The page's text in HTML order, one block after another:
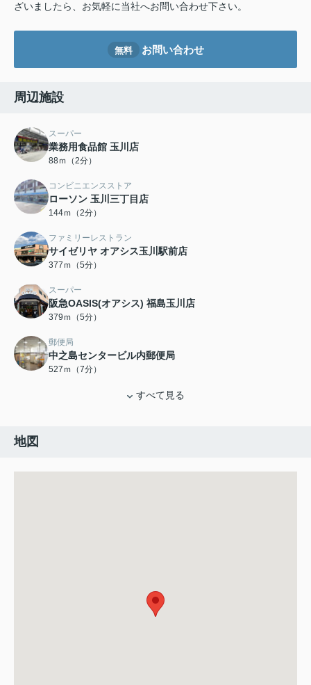
ざいましたら、お気軽に当社へお問い合わせ下さい。
無料 お問い合わせ
周辺施設
スーパー
業務用食品館 玉川店
88ｍ（2分）
コンビニエンスストア
ローソン 玉川三丁目店
144ｍ（2分）
ファミリーレストラン
サイゼリヤ オアシス玉川駅前店
377ｍ（5分）
スーパー
阪急OASIS(オアシス) 福島玉川店
379ｍ（5分）
郵便局
中之島センタービル内郵便局
527ｍ（7分）
すべて見る
地図